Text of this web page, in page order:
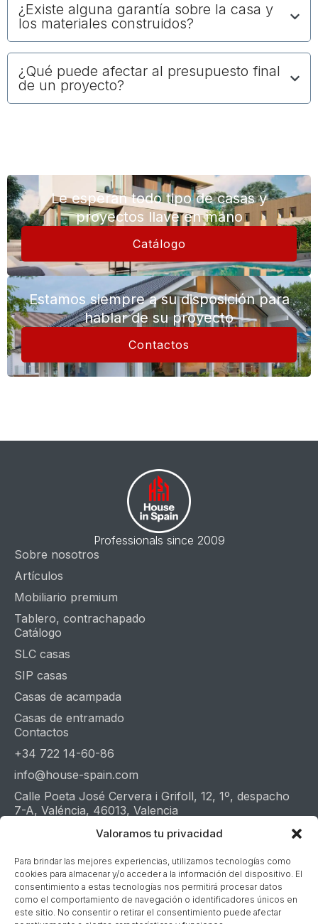
Valoramos tu privacidad
Para brindar las mejores experiencias, utilizamos tecnologías como
cookies para almacenar y/o acceder a la información del dispositivo. El
consentimiento a estas tecnologías nos permitirá procesar datos
como el comportamiento de navegación o identificadores únicos en
este sitio. No consentir o retirar el consentimiento puede afectar
¿Existe alguna garantía sobre la casa y
los materiales construidos?
¿Qué puede afectar al presupuesto final
de un proyecto?
Le esperan todo tipo de casas y
proyectos llave en mano
Catálogo
Estamos siempre a su disposición para
hablar de su proyecto
Contactos
Professionals since 2009
Sobre nosotros
Artículos
Mobiliario premium
Tablero, contrachapado
Catálogo
SLC casas
SIP casas
Casas de acampada
Casas de entramado
Contactos
+34 722 14-60-86
info@house-spain.com
Calle Poeta José Cervera i Grifoll, 12, 1º, despacho
7-A, Valéncia, 46013, Valencia
Averigüe el valor de su casa en 1 minuto
Presupuesto en 48 horas